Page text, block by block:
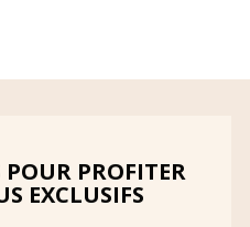
PROFITER
EXCLUSIFS